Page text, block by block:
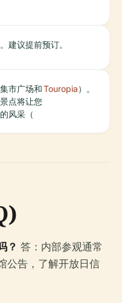
建议提前预订。
市广场和
点将让您
风采（
Touropia）。
？ 答：内部参观通常
公告，了解开放日信